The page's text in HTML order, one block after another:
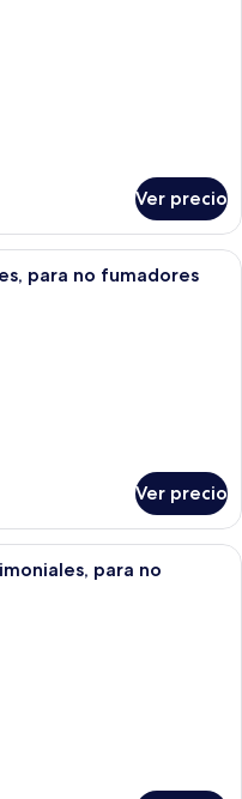
Ver precio
habitación de hotel con una
para no fumadores
Ver precio
de hotel con dos camas,
para no